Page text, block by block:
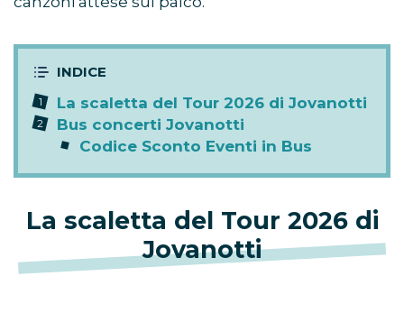
La scaletta del Tour 2026 di Jovanotti
Bus concerti Jovanotti
Codice Sconto Eventi in Bus
La scaletta del Tour 2026 di
Jovanotti